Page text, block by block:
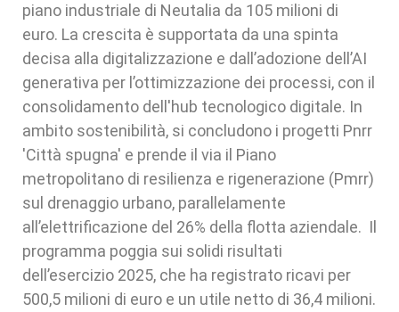
piano industriale di Neutalia da 105 milioni di
euro. La crescita è supportata da una spinta
decisa alla digitalizzazione e dall’adozione dell’AI
generativa per l’ottimizzazione dei processi, con il
consolidamento dell'hub tecnologico digitale. In
ambito sostenibilità, si concludono i progetti Pnrr
'Città spugna' e prende il via il Piano
metropolitano di resilienza e rigenerazione (Pmrr)
sul drenaggio urbano, parallelamente
all’elettrificazione del 26% della flotta aziendale. Il
programma poggia sui solidi risultati
dell’esercizio 2025, che ha registrato ricavi per
500,5 milioni di euro e un utile netto di 36,4 milioni.